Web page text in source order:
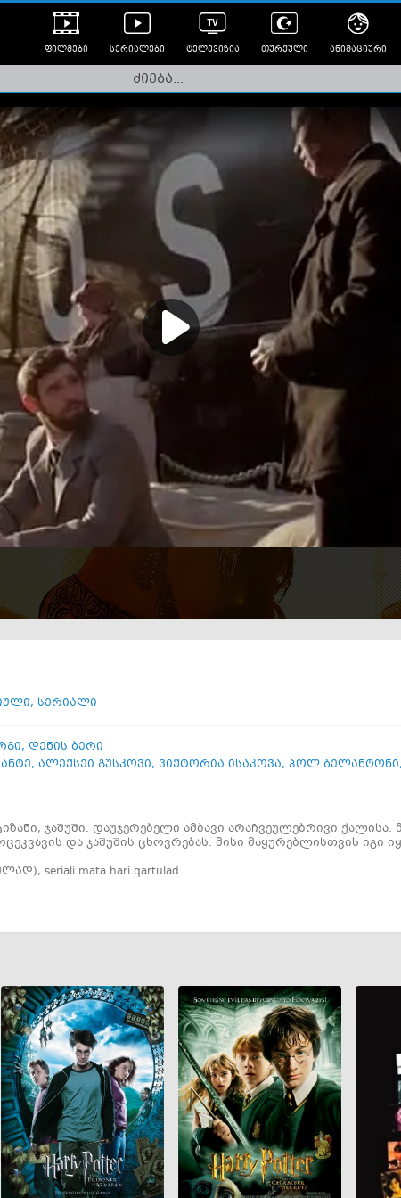
ფილმები სერიალები ტელევიზია თურქული ანიმაციური
, სერიალი
, დენის ბერი
, ალექსეი გუსკოვი, ვიქტორია ისაკოვა, პოლ ბელანტონი,
ჯაშუში. დაუჯერებელი ამბავი არაჩვეულებრივი
და ჯაშუშის ცხოვრებას. მისი მაყურებლისთვის იგი
, seriali mata hari qartulad